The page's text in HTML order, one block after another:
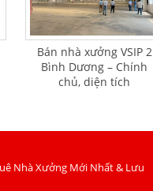
Bán nhà xưởng VSIP 2
Bình Dương – Chính
chủ, diện tích
Nhà Xưởng Mới Nhất & Lưu